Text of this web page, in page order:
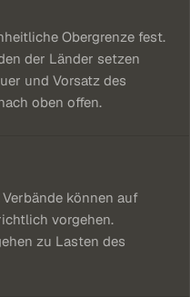
Obergrenze fest.
der Länder setzen
und Vorsatz des
oben offen.
können auf
vorgehen.
zu Lasten des